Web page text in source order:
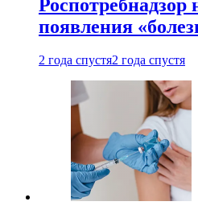
Роспотребнадзор
появления
2 года спустя2 года спустя